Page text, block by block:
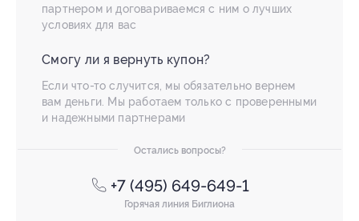
партнером и договариваемся с ним о лучших
условиях для вас
Смогу ли я вернуть купон?
Если что-то случится, мы обязательно вернем
вам деньги. Мы работаем только с проверенными
и надежными партнерами
Остались вопросы?
+7 (495) 649-649-1
Горячая линия Биглиона